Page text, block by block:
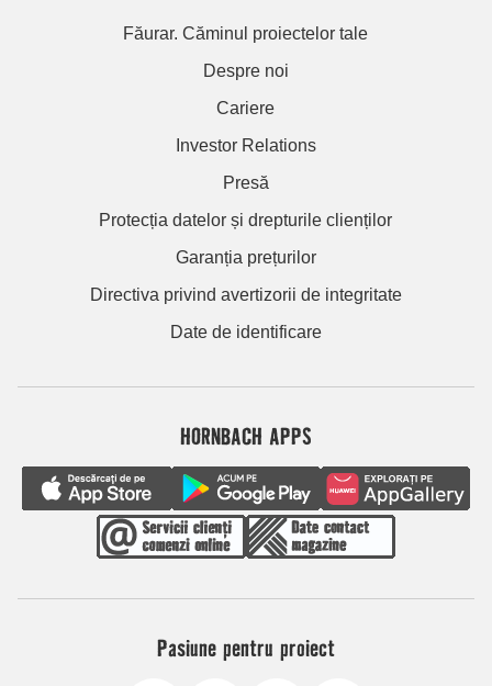
Făurar. Căminul proiectelor tale
Despre noi
Cariere
Investor Relations
Presă
Protecția datelor și drepturile clienților
Garanția prețurilor
Directiva privind avertizorii de integritate
Date de identificare
HORNBACH APPS
Pasiune pentru proiect